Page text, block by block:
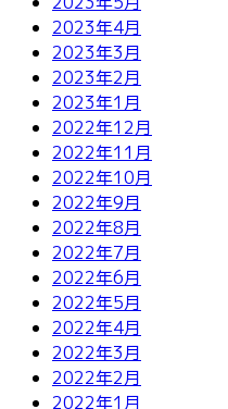
2023年4月
2023年3月
2023年2月
2023年1月
2022年12月
2022年11月
2022年10月
2022年9月
2022年8月
2022年7月
2022年6月
2022年5月
2022年4月
2022年3月
2022年2月
2022年1月